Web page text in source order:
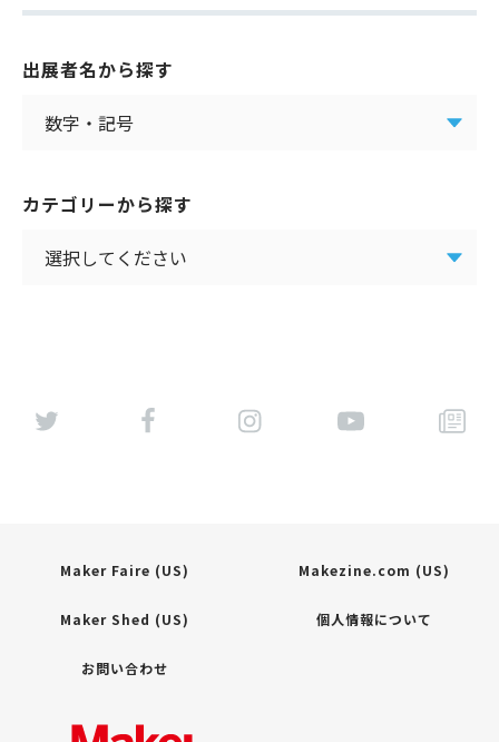
出展者名から探す
カテゴリーから探す
Maker Faire (US) Makezine.com (US)
Maker Shed (US) 個人情報について
お問い合わせ